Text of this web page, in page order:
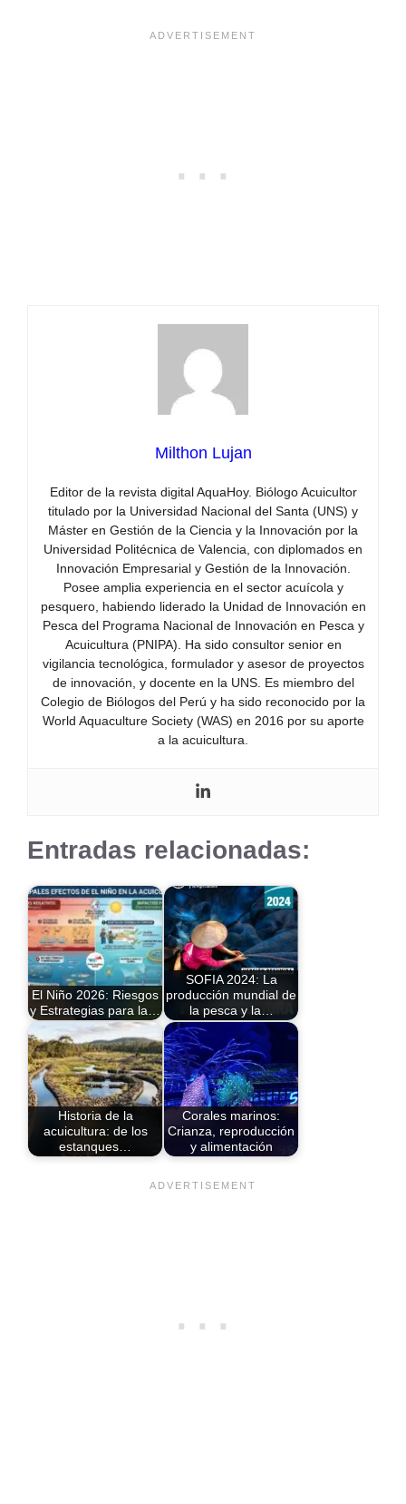
Milthon Lujan
Editor de la revista digital AquaHoy. Biólogo Acuicultor
titulado por la Universidad Nacional del Santa (UNS) y
Máster en Gestión de la Ciencia y la Innovación por la
Universidad Politécnica de Valencia, con diplomados en
Innovación Empresarial y Gestión de la Innovación.
Posee amplia experiencia en el sector acuícola y
pesquero, habiendo liderado la Unidad de Innovación en
Pesca del Programa Nacional de Innovación en Pesca y
Acuicultura (PNIPA). Ha sido consultor senior en
vigilancia tecnológica, formulador y asesor de proyectos
de innovación, y docente en la UNS. Es miembro del
Colegio de Biólogos del Perú y ha sido reconocido por la
World Aquaculture Society (WAS) en 2016 por su aporte
a la acuicultura.
Entradas relacionadas:
El Niño 2026: Riesgos
y Estrategias para la…
SOFIA 2024: La
producción mundial de
la pesca y la…
Historia de la
acuicultura: de los
estanques…
Corales marinos:
Crianza, reproducción
y alimentación